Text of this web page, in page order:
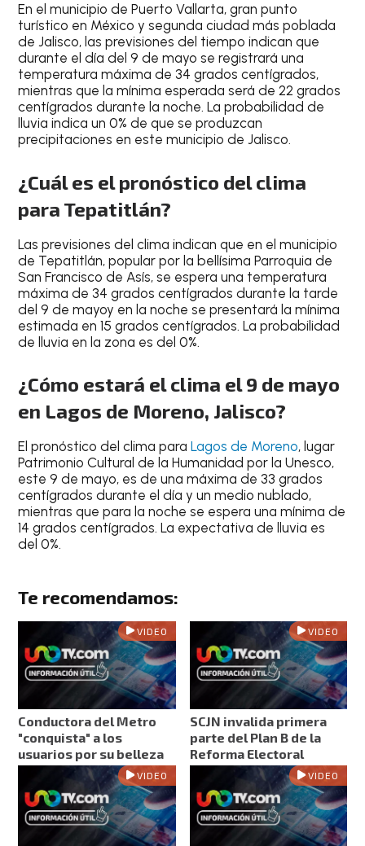
En elmunicipio de Puerto Vallarta, granpunto
turístico en México y segunda ciudad más poblada
de Jalisco, las previsiones del tiempo indican que
durante eldía del 9 de mayo se registrará una
temperaturamáxima de 34 grados centígrados,
mientras que lamínima esperada será de 22 grados
centígrados durante la noche. La probabilidad de
lluvia indica un0% de que se produzcan
precipitaciones en este municipio de Jalisco.
¿Cuál es el pronóstico del clima
para Tepatitlán?
Lasprevisiones del clima indican que en elmunicipio
de Tepatitlán, popular por la bellísimaParroquia de
San Francisco de Asís, se espera una temperatura
máxima de 34 grados centígrados durante la tarde
del9 de mayoy en la noche se presentará la mínima
estimada en15 grados centígrados. Laprobabilidad
de lluvia en la zona es del 0%.
¿Cómo estará el clima el 9 de mayo
en Lagos de Moreno, Jalisco?
Elpronóstico del clima paraLagos de Moreno, lugar
Patrimonio Cultural de la Humanidad por la Unesco,
este9 de mayo, es de unamáxima de 33 grados
centígrados durante el día y unmedio nublado,
mientras que para lanoche se espera unamínima de
14 grados centígrados.La expectativa de lluvia es
del 0%.
Te recomendamos:
VIDEO
Conductora del Metro
"conquista" a los
usuarios por su belleza
VIDEO
SCJN invalida primera
parte del Plan B de la
Reforma Electoral
VIDEO VIDEO